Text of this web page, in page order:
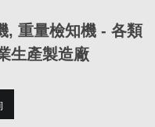
, 重量檢知機 - 各類
生產製造廠